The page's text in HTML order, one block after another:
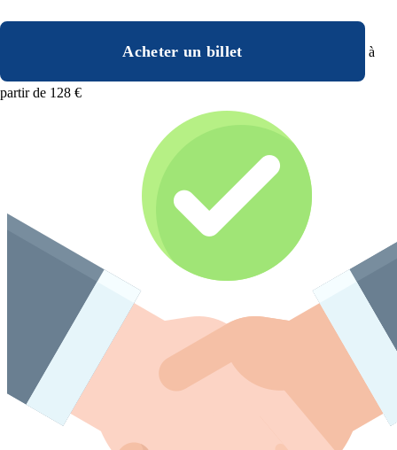
Acheter un billet à
partir de 128 €